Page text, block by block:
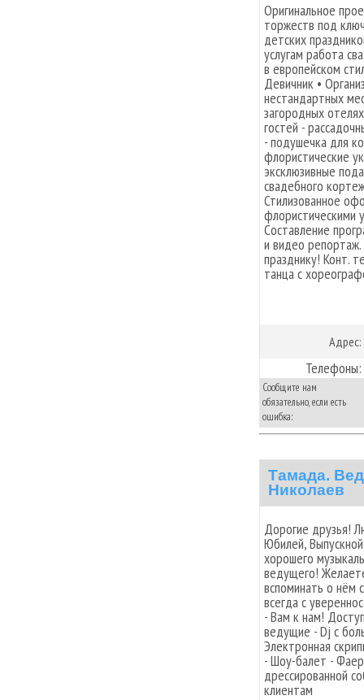
Оригинальное
торжеств под
детских
услугам работа
в европейском
Девичник •
нестандартных
загородных
гостей -
- подушечка для
флористические
эксклюзивные
свадебного
Стилизованное
флористическими
Составление
и видео
празднику! Конт.
танца с
Адрес:
Телефоны:
Сообщите нам
обязательно, если есть
ошибка:
Тамада.
Николаев
Дорогие друзья!
Юбилей,
хорошего
ведущего!
вспоминать о нём
всегда с
- Вам к нам!
ведущие - Dj с
Электронная
- Шоу-балет -
дрессированной
клиентам